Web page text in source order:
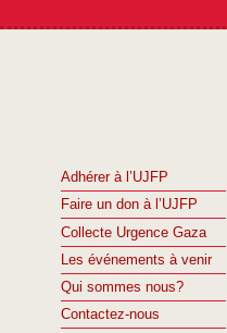
Adhérer à l’UJFP
Faire un don à l’UJFP
Collecte Urgence Gaza
Les événements à venir
Qui sommes nous?
Contactez-nous